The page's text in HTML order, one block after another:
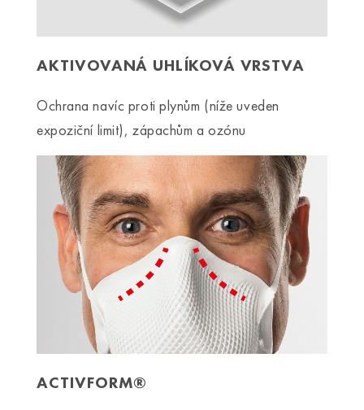
AKTIVOVANÁ UHLÍKOVÁ VRSTVA
Ochrana navíc proti plynům (níže uveden
expoziční limit), zápachům a ozónu
ACTIVFORM®